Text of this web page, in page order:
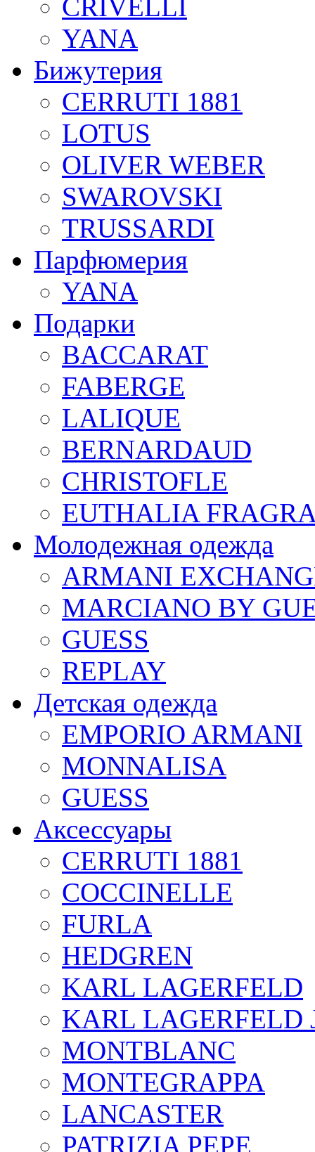
CRIVELLI
YANA
Бижутерия
CERRUTI 1881
LOTUS
OLIVER WEBER
SWAROVSKI
TRUSSARDI
Парфюмерия
YANA
Подарки
BACCARAT
FABERGE
LALIQUE
BERNARDAUD
CHRISTOFLE
EUTHALIA
Молодежная одежда
ARMANI
MARCIANO BY
GUESS
REPLAY
Детская одежда
EMPORIO ARMANI
MONNALISA
GUESS
Аксессуары
CERRUTI 1881
COCCINELLE
FURLA
HEDGREN
KARL LAGERFELD
KARL LAGERFELD
MONTBLANC
MONTEGRAPPA
LANCASTER
PATRIZIA PEPE